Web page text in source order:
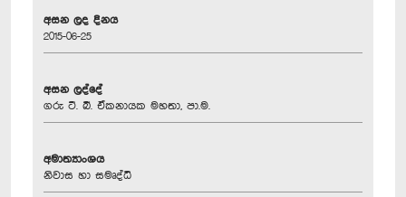
අසන ලද දිනය
2015-06-25
අසන ලද්දේ
ගරු ටී. බී. ඒකනායක මහතා, පා.ම.
අමාත්‍යාංශය
නිවාස හා සමෘද්ධි